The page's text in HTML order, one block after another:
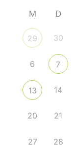
M D
29 30
6 7
13 14
20 21
27 28